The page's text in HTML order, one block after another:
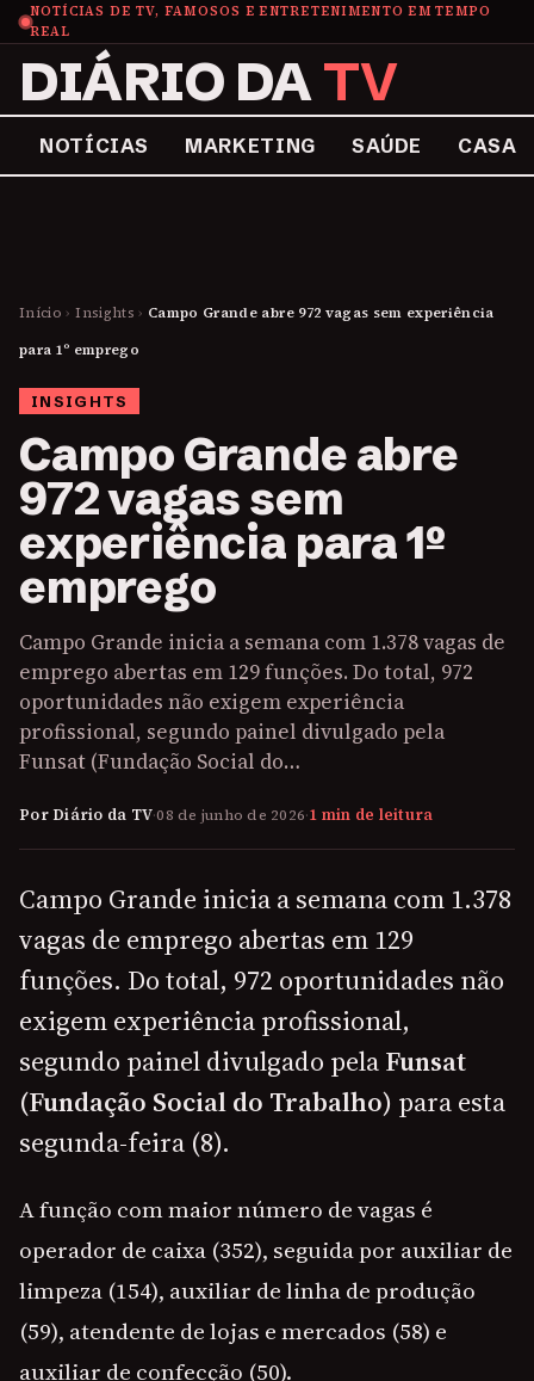
NOTÍCIAS DE TV, FAMOSOS E ENTRETENIMENTO EM TEMPO
REAL
DIÁRIO DATV
NOTÍCIAS MARKETING SAÚDE CASA
Início › Insights › Campo Grande abre 972 vagas sem experiência
para 1º emprego
INSIGHTS
Campo Grande abre
972 vagas sem
experiência para 1º
emprego
Campo Grande inicia a semana com 1.378 vagas de
emprego abertas em 129 funções. Do total, 972
oportunidades não exigem experiência
profissional, segundo painel divulgado pela
Funsat (Fundação Social do…
Por Diário da TV·08 de junho de 2026·1 min de leitura
Campo Grande inicia a semana com 1.378
vagas de emprego abertas em 129
funções. Do total, 972 oportunidades não
exigem experiência profissional,
segundo painel divulgado pela Funsat
(Fundação Social do Trabalho) para esta
segunda-feira (8).
A função com maior número de vagas é
operador de caixa (352), seguida por auxiliar de
limpeza (154), auxiliar de linha de produção
(59), atendente de lojas e mercados (58) e
auxiliar de confecção (50).